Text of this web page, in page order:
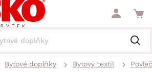
Bytové doplňky Bytový textil